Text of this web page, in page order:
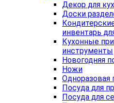
Декор для
Доски
инвентарь
Кухонные
инструменты
Новогодняя
Ножи
Одноразовая
Посуда для
Посуда для